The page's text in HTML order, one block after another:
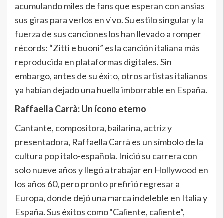
acumulando miles de fans que esperan con ansias
sus giras para verlos en vivo. Su estilo singular y la
fuerza de sus canciones los han llevado a romper
récords: “Zitti e buoni” es la canción italiana más
reproducida en plataformas digitales. Sin
embargo, antes de su éxito, otros artistas italianos
ya habían dejado una huella imborrable en España.
Raffaella Carrà: Un ícono eterno
Cantante, compositora, bailarina, actriz y
presentadora, Raffaella Carrà es un símbolo de la
cultura pop italo-española. Inició su carrera con
solo nueve años y llegó a trabajar en Hollywood en
los años 60, pero pronto prefirió regresar a
Europa, donde dejó una marca indeleble en Italia y
España. Sus éxitos como “Caliente, caliente”,